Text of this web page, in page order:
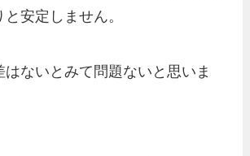
安定しません。
ないとみて問題ないと思いま